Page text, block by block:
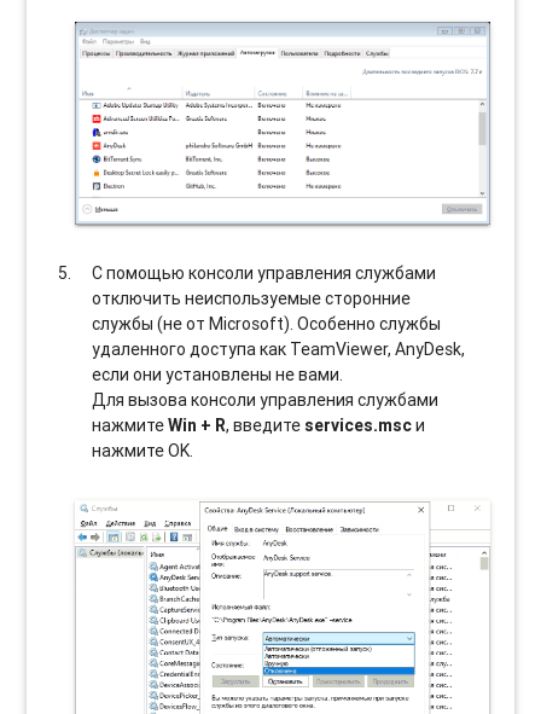
С помощью консоли управления службами
отключить неиспользуемые сторонние
службы (не от Microsoft). Особенно службы
удаленного доступа как TeamViewer, AnyDesk,
если они установлены не вами.
Для вызова консоли управления службами
нажмитеWin + R, введите services.mscи
нажмите OK.